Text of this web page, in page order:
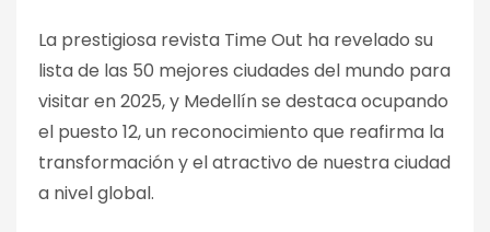
La prestigiosa revista Time Out ha revelado su
lista de las 50 mejores ciudades del mundo para
visitar en 2025, y Medellín se destaca ocupando
el puesto 12, un reconocimiento que reafirma la
transformación y el atractivo de nuestra ciudad
a nivel global.